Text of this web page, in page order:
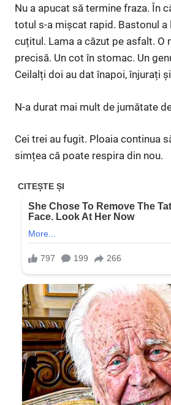
Nu a apucat să termine fraza. În
totul s-a mișcat rapid. Bastonul a
cuțitul. Lama a căzut pe asfalt. O
precisă. Un cot în stomac. Un
Ceilalți doi au dat înapoi, înjurați
N-a durat mai mult de jumătate
Cei trei au fugit. Ploaia continua
simțea că poate respira din nou.